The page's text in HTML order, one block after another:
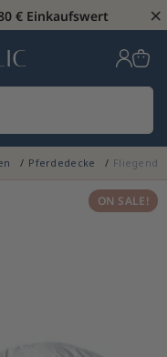
€ Einkaufswert ×
Pferdedecke
ON SALE!